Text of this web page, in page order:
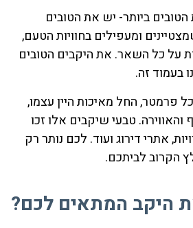
ביותר- יש את הטובים
ומעפילים בחוויות הטעם,
על כל השאר. את היקבים הטובים
בעמוד זה.
פרמטר, החל מאיכות היין עצמו,
והאווירה. טבעי שיקבים אלו זכו
אתרי דירוג ועוד. לכם נותר רק
הקרוב לביתכם.
היקב המתאים לכם?